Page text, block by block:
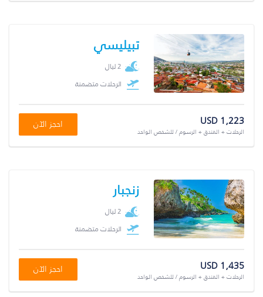
تبيليسي
2 ليال
الرحلات متضمنة
USD 1,223
الرحلات + الفندق + الرسوم / للشخص الواحد
احجز الآن
زنجبار
2 ليال
الرحلات متضمنة
USD 1,435
الرحلات + الفندق + الرسوم / للشخص الواحد
احجز الآن